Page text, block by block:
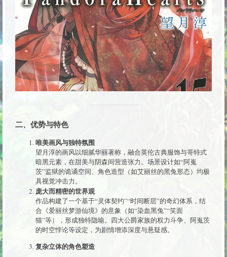
二、优势与特色
唯美画风与独特氛围
望月淳的画风以细腻华丽著称，融合英伦古典服饰与哥特式
暗黑元素，在甜美与阴森间营造张力。场景设计如“阿嵬
茨”监狱的诡谲空间、角色造型（如艾丽丝的黑兔形态）均极
具视觉冲击力。
庞大而精密的世界观
作品构建了一个基于“灵体契约”“时间断层”的奇幻体系，结
合《爱丽丝梦游仙境》的意象（如“染血黑兔”“笑面
猫”等），形成独特隐喻。四大公爵家族的权力斗争、阿嵬茨
的时空悖论等设定，为剧情增添深度与悬疑感。
复杂立体的角色塑造